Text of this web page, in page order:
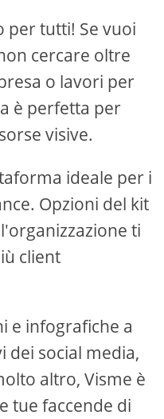
per tutti! Se vuoi
cercare oltre
o lavori per
è perfetta per
visive.
ideale per i
Opzioni del kit
ti
client
e infografiche a
dei social media,
altro, Visme è
tue faccende di